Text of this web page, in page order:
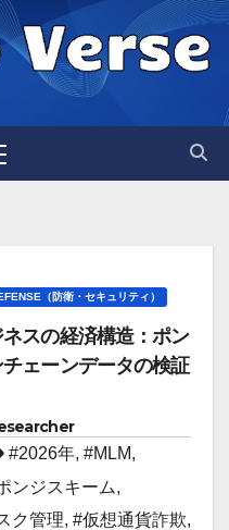
（防衛・セキュリティ）
スの経済構造：ポン
ェーンデータの検証
#2026年, #MLM,
ンジスキーム,
ク管理, #仮想通貨詐欺,